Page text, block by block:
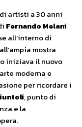
artisti a 30 anni
Fernando Melani
all’interno di
mostra
iniziava il nuovo
moderna e
per ricordare i
, punto di
e la